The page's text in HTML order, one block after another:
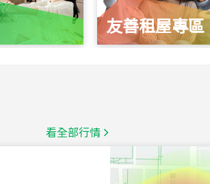
友善租屋專區
看全部行情
總價
1,020萬